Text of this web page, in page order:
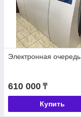
Электронная очередь
610 000 ₸
Купить